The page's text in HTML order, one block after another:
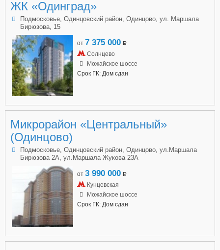
ЖК «Одинград»
Подмосковье, Одинцовский район, Одинцово, ул. Маршала
Бирюзова, 15
от 7 375 000 a
Солнцево
Можайское шоссе
Срок ГК: Дом сдан
Микрорайон «Центральный»
(Одинцово)
Подмосковье, Одинцовский район, Одинцово, ул.Маршала
Бирюзова 2А, ул.Маршала Жукова 23А
от 3 990 000 a
Кунцевская
Можайское шоссе
Срок ГК: Дом сдан